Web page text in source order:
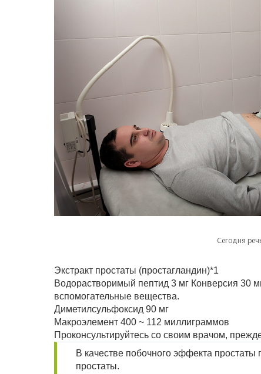
Сегодня
Экстракт простаты (простагландин)*1
Водорастворимый пептид 3 мг Конверсия 30
вспомогательные вещества.
Диметилсульфоксид 90 мг
Макроэлемент 400 ~ 112 миллиграммов
Проконсультируйтесь со своим врачом,
В качестве побочного эффекта простаты
простаты.